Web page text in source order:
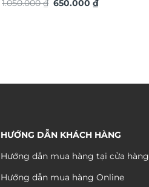
cấp xu hướng trang trí 2026 phong
1.050.000₫ Giá
650.000₫Giá
HƯỚNG DẪN KHÁCH HÀNG
Hướng dẫn mua hàng tại cửa hàng
Hướng dẫn mua hàng Online